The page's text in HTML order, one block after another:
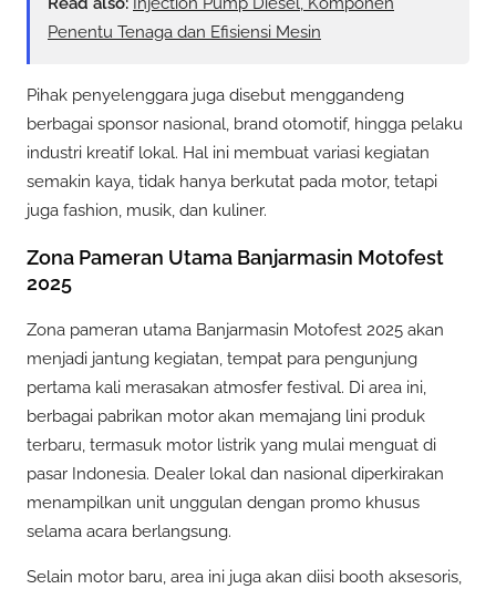
Penentu Tenaga dan Efisiensi Mesin
Pihak penyelenggara juga disebut menggandeng
berbagai sponsor nasional, brand otomotif, hingga pelaku
industri kreatif lokal. Hal ini membuat variasi kegiatan
semakin kaya, tidak hanya berkutat pada motor, tetapi
juga fashion, musik, dan kuliner.
Zona Pameran Utama Banjarmasin Motofest
2025
Zona pameran utama Banjarmasin Motofest 2025 akan
menjadi jantung kegiatan, tempat para pengunjung
pertama kali merasakan atmosfer festival. Di area ini,
berbagai pabrikan motor akan memajang lini produk
terbaru, termasuk motor listrik yang mulai menguat di
pasar Indonesia. Dealer lokal dan nasional diperkirakan
menampilkan unit unggulan dengan promo khusus
selama acara berlangsung.
Selain motor baru, area ini juga akan diisi booth aksesoris,